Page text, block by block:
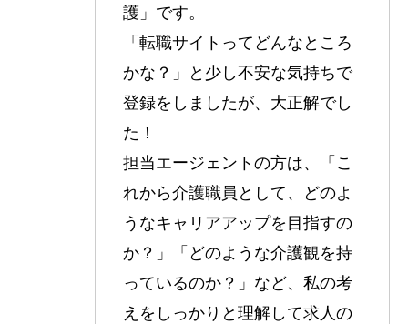
護」です。
「転職サイトってどんなところ
かな？」と少し不安な気持ちで
登録をしましたが、大正解でし
た！
担当エージェントの方は、「こ
れから介護職員として、どのよ
うなキャリアアップを目指すの
か？」「どのような介護観を持
っているのか？」など、私の考
えをしっかりと理解して求人の